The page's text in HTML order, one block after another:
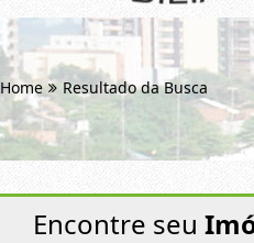
Home Resultado da Busca
Encontre seu